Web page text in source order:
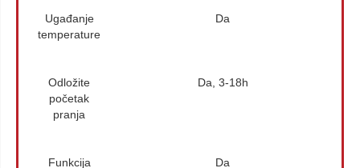
Ugađanje
temperature
Da
Odložite
početak
pranja
Da, 3-18h
Funkcija
Da